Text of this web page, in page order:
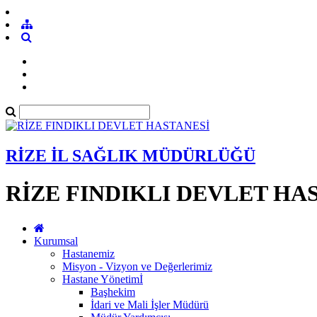
RİZE İL SAĞLIK MÜDÜRLÜĞÜ
RİZE FINDIKLI DEVLET
Kurumsal
Hastanemiz
Misyon - Vizyon ve Değerlerimiz
Hastane Yönetimİ
Başhekim
İdari ve Mali İşler Müdürü